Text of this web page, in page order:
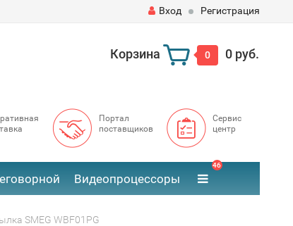
Вход Регистрация
Корзина 0 0 руб.
Портал
поставщиков
Сервис
центр
Видеопроцессоры
46
SMEG WBF01PG